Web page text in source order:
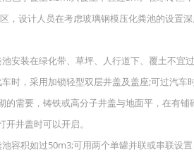
，设计人员在考虑玻璃钢模压化粪池的设置
装在绿化带、草坪、人行道下、覆土不宜
，采用加锁轻型双层井盖及盖座;可过汽车
的需要，铸铁或高分子井盖与地面平，在有
井盖时可以开启。
积如过50m3;可用两个单罐并联或串联设